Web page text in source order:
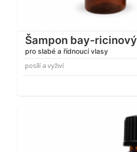
Šampon bay-ricinový
pro slabé a řídnoucí vlasy
posílí a vyživí